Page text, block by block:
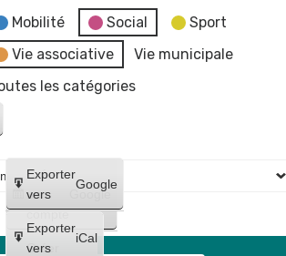
Mobilité
Social
Sport
Vie associative
Vie municipale
les catégories
Créer
un
compte
Google
Créer
Exporter
vers
Google
Exporter
vers
iCal